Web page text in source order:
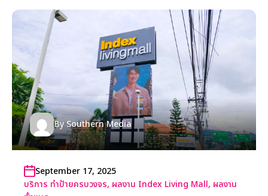
BySouthern Media
September 17, 2025
บริการ ทำป้ายครบวงจร, ผลงาน Index Living Mall, ผลงาน